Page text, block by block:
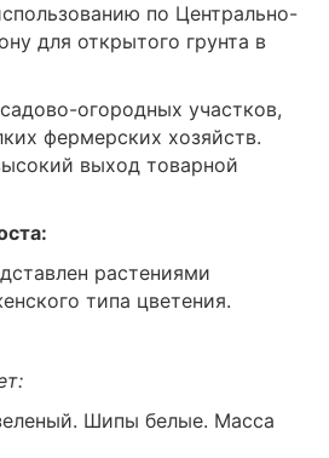
по Центрально-
для открытого грунта в
огородных участков,
фермерских хозяйств.
выход товарной
растениями
типа цветения.
Шипы белые. Масса